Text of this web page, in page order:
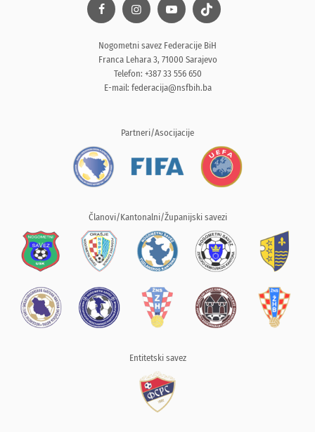
Nogometni savez Federacije BiH
Franca Lehara 3, 71000 Sarajevo
Telefon: +387 33 556 650
E-mail: federacija@nsfbih.ba
Partneri/Asocijacije
Članovi/Kantonalni/Županijski savezi
Entitetski savez